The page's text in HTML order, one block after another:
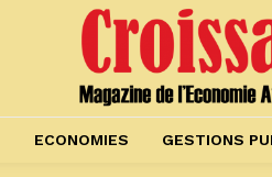
ECONOMIES GESTIONS